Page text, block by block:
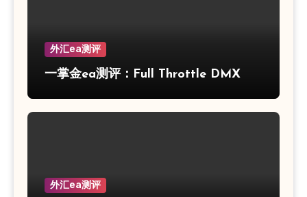
外汇ea测评
一掌金ea测评：Full Throttle DMX
外汇ea测评